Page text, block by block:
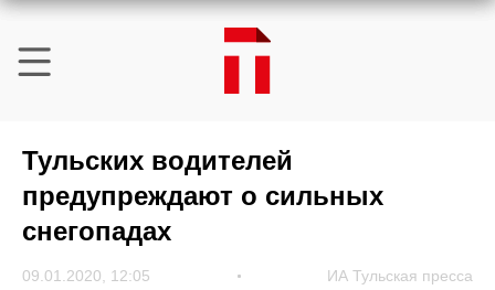
Тульских водителей
предупреждают о сильных
снегопадах
09.01.2020, 12:05 ИА Тульская пресса